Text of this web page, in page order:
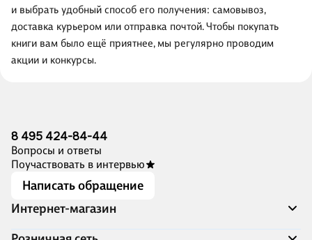
и выбрать удобный способ его получения: самовывоз,
доставка курьером или отправка почтой. Чтобы покупать
книги вам было ещё приятнее, мы регулярно проводим
акции и конкурсы.
8 495 424-84-44
Вопросы и ответы
Поучаствовать в интервью
Написать обращение
Интернет-магазин
Акции